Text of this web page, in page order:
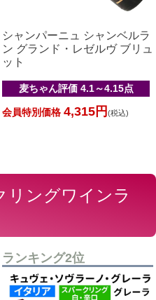
シャンパーニュ シャンベルラ
ン グランド・レゼルヴ ブリュ
ット
麦ちゃん評価 4.1～4.15点
会員特別価格 4,315円 (税込)
リングワインラ
ランキング2位